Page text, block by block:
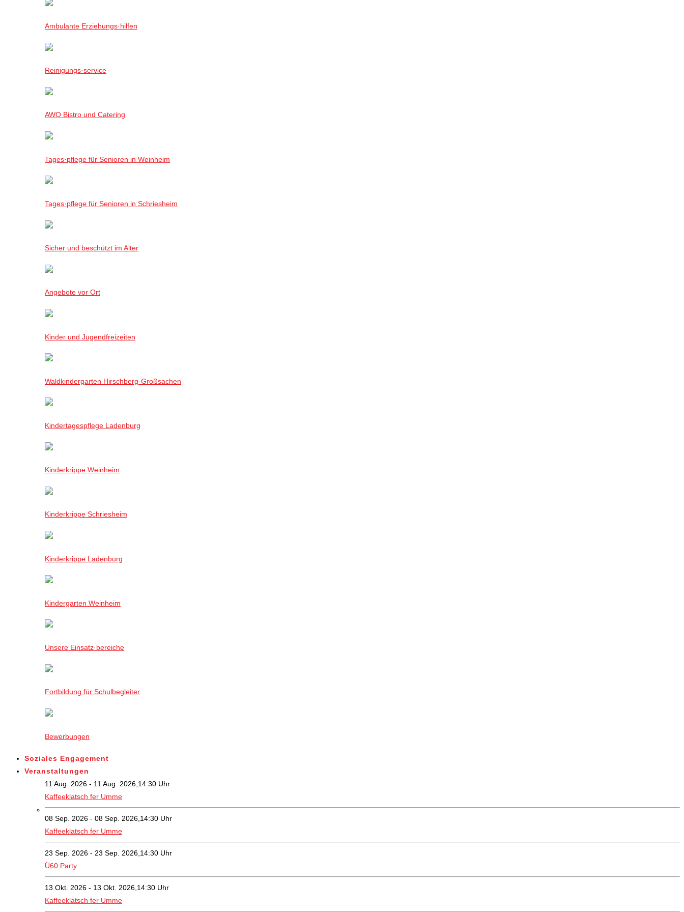
Ambulante Erziehungs·hilfen
Reinigungs·service
AWO Bistro und Catering
Tages·pflege für Senioren in Weinheim
Tages·pflege für Senioren in Schriesheim
Sicher und beschützt im Alter
Angebote vor Ort
Kinder und Jugendfreizeiten
Waldkindergarten Hirschberg-Großsachen
Kindertagespflege Ladenburg
Kinderkrippe Weinheim
Kinderkrippe Schriesheim
Kinderkrippe Ladenburg
Kindergarten Weinheim
Unsere Einsatz·bereiche
Fortbildung für Schulbegleiter
Bewerbungen
Soziales Engagement
Veranstaltungen
11 Aug. 2026 - 11 Aug. 2026,14:30 Uhr
Kaffeeklatsch fer Umme
08 Sep. 2026 - 08 Sep. 2026,14:30 Uhr
Kaffeeklatsch fer Umme
23 Sep. 2026 - 23 Sep. 2026,14:30 Uhr
Ü60 Party
13 Okt. 2026 - 13 Okt. 2026,14:30 Uhr
Kaffeeklatsch fer Umme